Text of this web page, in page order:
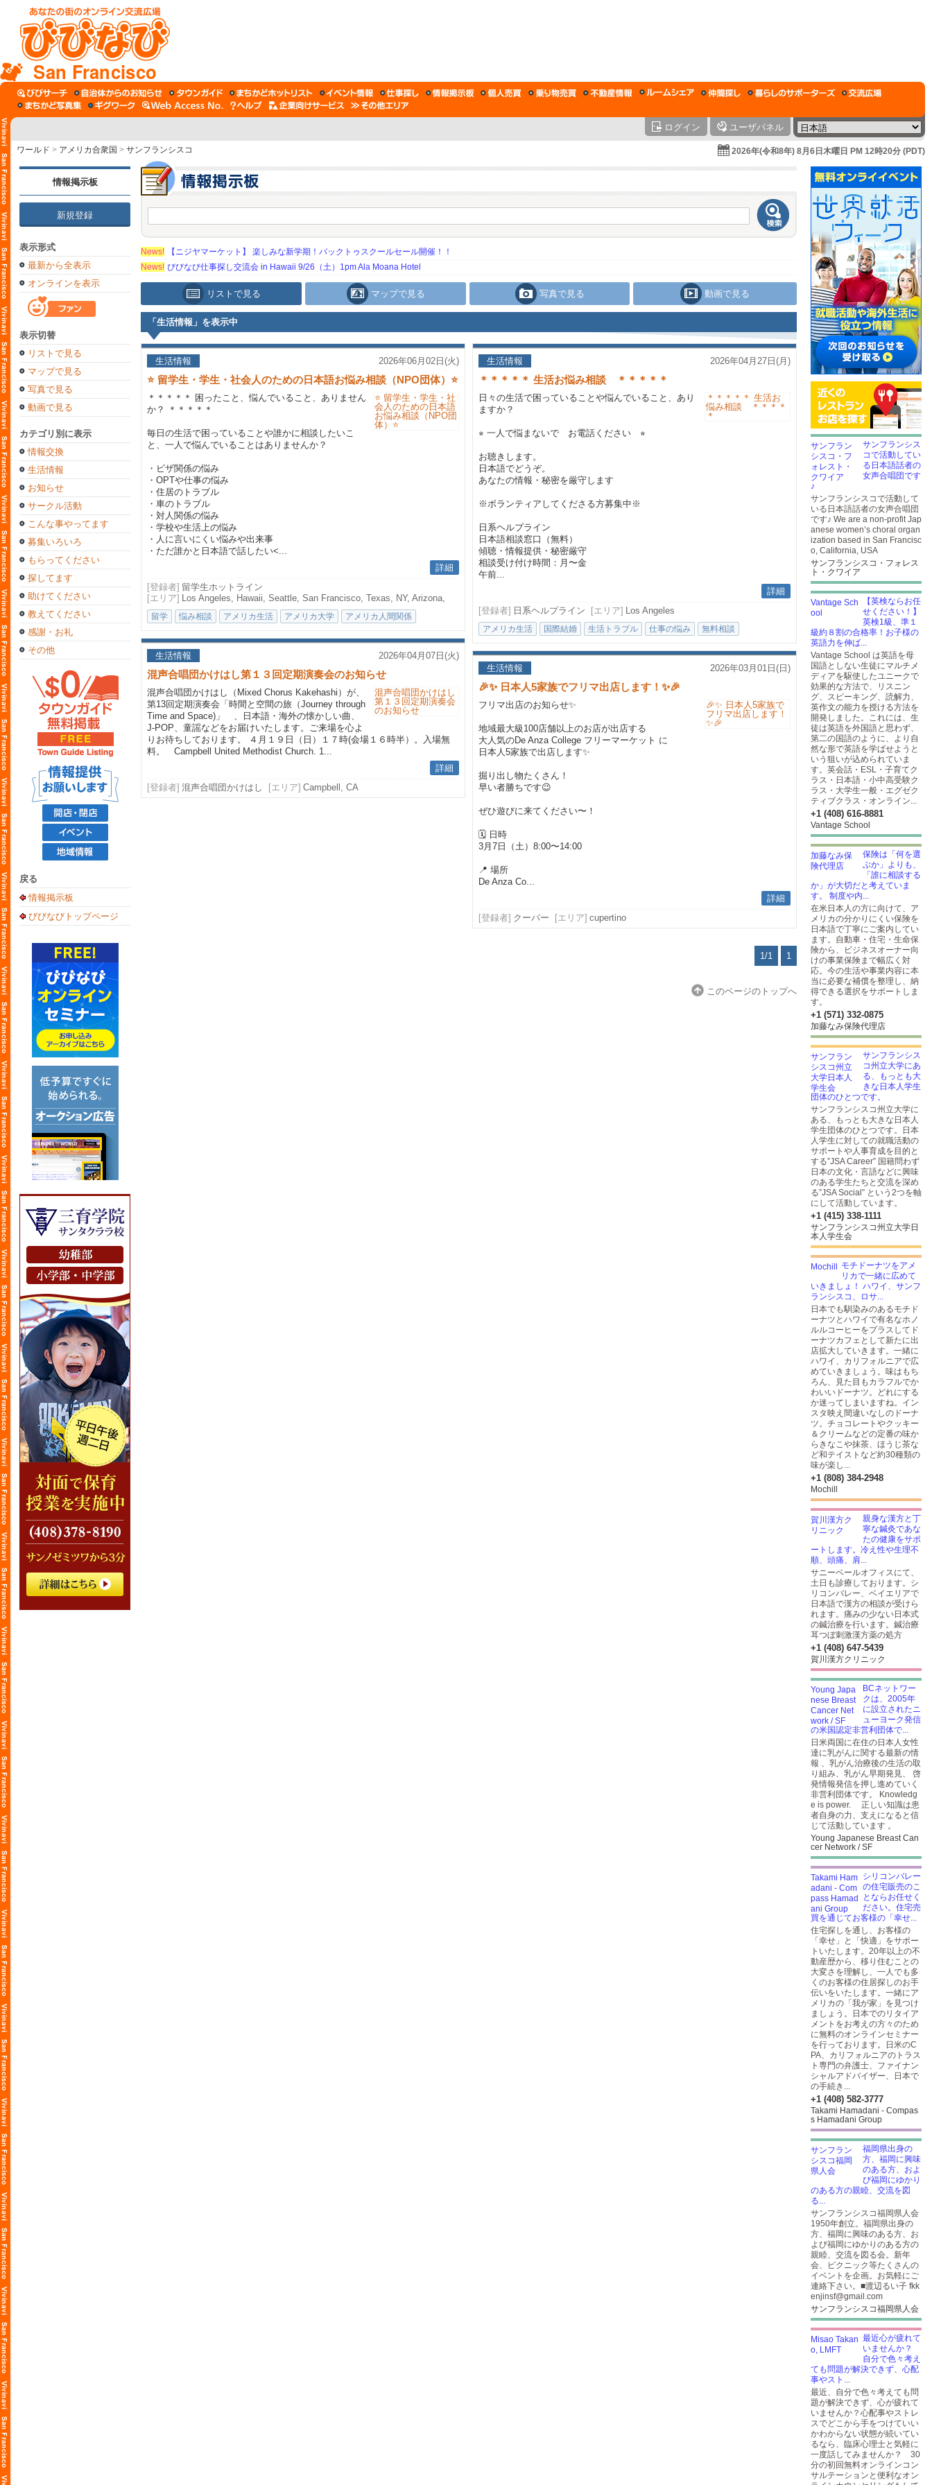
San Francisco
ログイン ユーザパネル
ワールド > アメリカ合衆国 > サンフランシスコ 2026年(令和8年) 8月6日木曜日 PM 12時20分 (PDT)
情報掲示板
新規登録
表示形式
最新から全表示
オンラインを表示
表示切替
リストで見る
マップで見る
写真で見る
動画で見る
カテゴリ別に表示
情報交換
生活情報
お知らせ
サークル活動
こんな事やってます
募集いろいろ
もらってください
探してます
助けてください
教えてください
感謝・お礼
その他
戻る
情報掲示板
びびなびトップページ
News!
【ニジヤマーケット】 楽しみな新学期！バックトゥスクールセール開催！！
News! びびなび仕事探し交流会 in Hawaii 9/26（土）1pm Ala Moana Hotel
リストで見る マップで見る 写真で見る 動画で見る
「生活情報」を表示中
生活情報 2026年06月02日(火)
⭐ 留学生・学生・社会人のための日本語お悩み相談（NPO団体）⭐
＊＊＊＊＊ 困ったこと、悩んでいること、ありません
か？ ＊＊＊＊＊
毎日の生活で困っていることや誰かに相談したいこ
と、一人で悩んでいることはありませんか？
・ビザ関係の悩み
・OPTや仕事の悩み
・住居のトラブル
・車のトラブル
・対人関係の悩み
・学校や生活上の悩み
・人に言いにくい悩みや出来事
・ただ誰かと日本語で話したい<...
詳細
[登録者] 留学生ホットライン
[エリア] Los Angeles, Hawaii, Seattle, San Francisco, Texas, NY, Arizona,
留学 悩み相談 アメリカ生活 アメリカ大学 アメリカ人間関係
生活情報 2026年04月07日(火)
混声合唱団かけはし第１３回定期演奏会のお知らせ
混声合唱団かけはし（Mixed Chorus Kakehashi）が、
第13回定期演奏会「時間と空間の旅（Journey through
Time and Space)」 、日本語・海外の懐かしい曲、
J-POP、童謡などをお届けいたします。ご来場を心よ
りお待ちしております。 ４月１９日（日）１７時(会場１６時半）。入場無
料。 Campbell United Methodist Church. 1...
詳細
[登録者] 混声合唱団かけはし [エリア] Campbell, CA
生活情報 2026年04月27日(月)
＊＊＊＊＊ 生活お悩み相談 ＊＊＊＊＊
日々の生活で困っていることや悩んでいること、あり
ますか？
⭐︎ 一人で悩まないで お電話ください ⭐︎
お聴きします。
日本語でどうぞ。
あなたの情報・秘密を厳守します
※ボランティアしてくださる方募集中※
日系ヘルプライン
日本語相談窓口（無料）
傾聴・情報提供・秘密厳守
相談受け付け時間：月〜金
午前...
詳細
[登録者] 日系ヘルプライン [エリア] Los Angeles
アメリカ生活 国際結婚 生活トラブル 仕事の悩み 無料相談
生活情報 2026年03月01日(日)
🎉✨ 日本人5家族でフリマ出店します！✨🎉
フリマ出店のお知らせ✨
地域最大級100店舗以上のお店が出店する
大人気のDe Anza College フリーマーケット に
日本人5家族で出店します✨
掘り出し物たくさん！
早い者勝ちです😉
ぜひ遊びに来てください〜！
🗓 日時
3月7日（土）8:00〜14:00
📍 場所
De Anza Co...
詳細
[登録者] クーパー [エリア] cupertino
1/1 1
このページのトップへ
サンフランシス
コで活動してい
る日本語話者の
女声合唱団です
♪
サンフランシスコで活動して
いる日本語話者の女声合唱団
です♪ We are a non-profit Jap
anese women’s choral organ
ization based in San Francisc
o, California, USA
サンフランシスコ・フォレス
ト・クワイア
【英検ならお任
せください！】
英検1級、準１
級約８割の合格率！お子様の
英語力を伸ば...
Vantage School は英語を母
国語としない生徒にマルチメ
ディアを駆使したユニークで
効果的な方法で、リスニン
グ、スピーキング、読解力、
英作文の能力を授ける方法を
開発しました。これには、生
徒は英語を外国語と思わず、
第二の国語のように、より自
然な形で英語を学ばせようと
いう狙いが込められていま
す。英会話・ESL・子育てク
ラス・日本語・小中高受験ク
ラス・大学生一般・エグゼク
ティブクラス・オンライン...
+1 (408) 616-8881
Vantage School
保険は「何を選
ぶか」よりも、
「誰に相談する
か」が大切だと考えていま
す。 制度や内...
在米日本人の方に向けて、ア
メリカの分かりにくい保険を
日本語で丁寧にご案内してい
ます。自動車・住宅・生命保
険から、ビジネスオーナー向
けの事業保険まで幅広く対
応。今の生活や事業内容に本
当に必要な補償を整理し、納
得できる選択をサポートしま
す。
+1 (571) 332-0875
加藤なみ保険代理店
サンフランシス
コ州立大学にあ
る、もっとも大
きな日本人学生
団体のひとつです。
サンフランシスコ州立大学に
ある、もっとも大きな日本人
学生団体のひとつです。日本
人学生に対しての就職活動の
サポートや人事育成を目的と
する”JSA Career” 国籍問わず
日本の文化・言語などに興味
のある学生たちと交流を深め
る”JSA Social” という2つを軸
にして活動しています。
+1 (415) 338-1111
サンフランシスコ州立大学日
本人学生会
モチドーナツをアメ
リカで一緒に広めて
いきましょ！ ハワイ、サンフ
ランシスコ、ロサ...
日本でも馴染みのあるモチド
ーナツとハワイで有名なホノ
ルルコーヒーをプラスしてド
ーナツカフェとして新たに出
店拡大していきます。一緒に
ハワイ、カリフォルニアで広
めていきましょう。味はもち
ろん、見た目もカラフルでか
わいいドーナツ。どれにする
か迷ってしまいますね。イン
スタ映え間違いなしのドーナ
ツ。チョコレートやクッキー
＆クリームなどの定番の味か
らきなこや抹茶、ほうじ茶な
ど和テイストなど約30種類の
味が楽し...
+1 (808) 384-2948
Mochill
親身な漢方と丁
寧な鍼灸であな
たの健康をサポ
ートします。冷え性や生理不
順、頭痛、肩...
サニーベールオフィスにて、
土日も診療しております。シ
リコンバレー、ベイエリアで
日本語で漢方の相談が受けら
れます。痛みの少ない日本式
の鍼治療を行います。鍼治療
耳つぼ刺激漢方薬の処方
+1 (408) 647-5439
賀川漢方クリニック
BCネットワー
クは、2005年
に設立されたニ
ューヨーク発信
の米国認定非営利団体で...
日米両国に在住の日本人女性
達に乳がんに関する最新の情
報 、乳がん治療後の生活の取
り組み、乳がん早期発見、 啓
発情報発信を押し進めていく
非営利団体です。 Knowledg
e is power. 正しい知識は患
者自身の力、支えになると信
じて活動しています 。
Young Japanese Breast Can
cer Network / SF
シリコンバレー
の住宅販売のこ
とならお任せく
ださい。住宅売
買を通じてお客様の「幸せ...
住宅探しを通し、お客様の
「幸せ」と「快適」をサポー
トいたします。20年以上の不
動産歴から、移り住むことの
大変さを理解し、一人でも多
くのお客様の住居探しのお手
伝いをいたします。一緒にア
メリカの「我が家」を見つけ
ましょう。日本でのリタイア
メントをお考えの方々のため
に無料のオンラインセミナー
を行っております。日米のC
PA、カリフォルニアのトラス
ト専門の弁護士、ファイナン
シャルアドバイザー、日本で
の手続き...
+1 (408) 582-3777
Takami Hamadani - Compas
s Hamadani Group
福岡県出身の
方、福岡に興味
のある方、およ
び福岡にゆかり
のある方の親睦、交流を図
る...
サンフランシスコ福岡県人会
1950年創立。福岡県出身の
方、福岡に興味のある方、お
よび福岡にゆかりのある方の
親睦、交流を図る会。新年
会、ピクニック等たくさんの
イベントを企画。お気軽にご
連絡下さい。■渡辺るい子 fkk
enjinsf@gmail.com
サンフランシスコ福岡県人会
最近心が疲れて
いませんか？
自分で色々考え
ても問題が解決できず、心配
事やスト...
最近、自分で色々考えても問
題が解決できず、心が疲れて
いませんか？心配事やストレ
スでどこから手をつけていい
かわからない状態が続いてい
るなら、臨床心理士と気軽に
一度話してみませんか？ 30
分の初回無料オンラインコン
サルテーションと便利なオン